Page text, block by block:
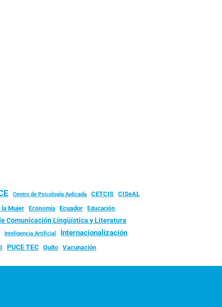
Centro de Psicología Aplicada CETCIS CISeAL
la Mujer Economía Ecuador Educación
Comunicación Lingüística y Literatura
Inteligencia Artificial Internacionalización
PUCE TEC Quito Vacunación